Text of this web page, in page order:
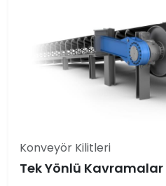
Konveyör Kilitleri
Tek Yönlü Kavramalar